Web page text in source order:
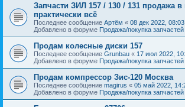
Запчасти ЗИЛ 157 / 130 / 131 продажа в
практически всё
Последнее сообщение Артём « 08 дек 2022, 08:03
Добавлено в форуме Продажа/покупка запчастей
Продам колесные диски 157
Последнее сообщение Grunbau « 17 июл 2022,
Добавлено в форуме Продажа/покупка запчастей
Продам компрессор Зис-120 Москва
Последнее сообщение magirus « 05 май 2022,
Добавлено в форуме Продажа/покупка запчастей